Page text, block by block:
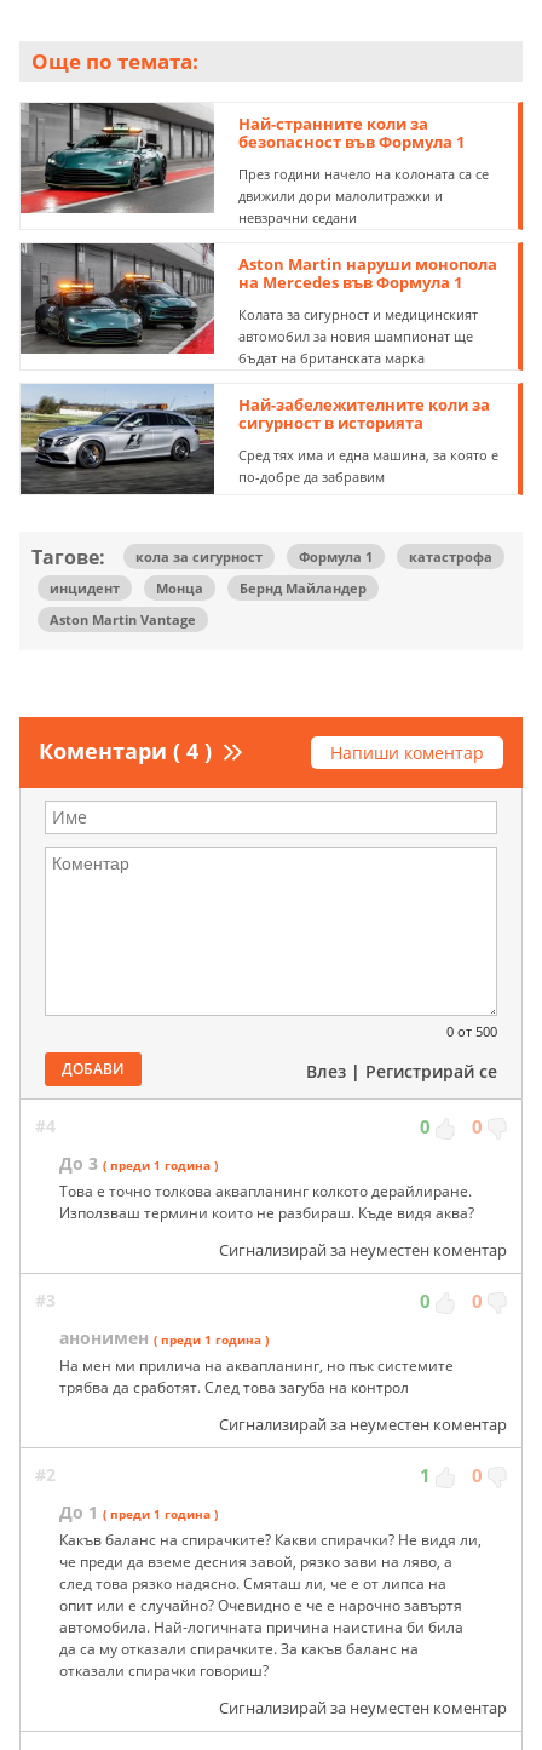
Още по темата:
Най-странните коли за
безопасност във Формула 1
През години начело на колоната са се
движили дори малолитражки и
невзрачни седани
Aston Martin наруши монопола
на Mercedes във Формула 1
Колата за сигурност и медицинският
автомобил за новия шампионат ще
бъдат на британската марка
Най-забележителните коли за
сигурност в историята
Сред тях има и една машина, за която е
по-добре да забравим
Тагове: кола за сигурност Формула 1
катастрофа
инцидент
Монца
Бернд Майландер
Aston Martin Vantage
Коментари ( 4 ) Напиши коментар
0 от 500
ДОБАВИ Влез | Регистрирай се
#4 0 0
До 3 ( преди 1 година )
Това е точно толкова аквапланинг колкото дерайлиране.
Използваш термини които не разбираш. Къде видя аква?
Сигнализирай за неуместен коментар
#3 0 0
анонимен ( преди 1 година )
На мен ми прилича на аквапланинг, но пък системите
трябва да сработят. След това загуба на контрол
Сигнализирай за неуместен коментар
#2 1 0
До 1 ( преди 1 година )
Какъв баланс на спирачките? Какви спирачки? Не видя ли,
че преди да вземе десния завой, рязко зави на ляво, а
след това рязко надясно. Смяташ ли, че е от липса на
опит или е случайно? Очевидно е че е нарочно завъртя
автомобила. Най-логичната причина наистина би била
да са му отказали спирачките. За какъв баланс на
отказали спирачки говориш?
Сигнализирай за неуместен коментар